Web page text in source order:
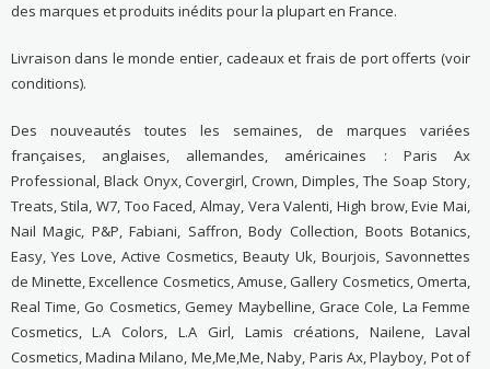
des marques et produits inédits pour la plupart en France.
Livraison dans le monde entier, cadeaux et frais de port offerts (voir
conditions).
Des nouveautés toutes les semaines, de marques variées
françaises, anglaises, allemandes, américaines : Paris Ax
Professional, Black Onyx, Covergirl, Crown, Dimples, The Soap Story,
Treats, Stila, W7, Too Faced, Almay, Vera Valenti, High brow, Evie Mai,
Nail Magic, P&P, Fabiani, Saffron, Body Collection, Boots Botanics,
Easy, Yes Love, Active Cosmetics, Beauty Uk, Bourjois, Savonnettes
de Minette, Excellence Cosmetics, Amuse, Gallery Cosmetics, Omerta,
Real Time, Go Cosmetics, Gemey Maybelline, Grace Cole, La Femme
Cosmetics, L.A Colors, L.A Girl, Lamis créations, Nailene, Laval
Cosmetics, Madina Milano, Me,Me,Me, Naby, Paris Ax, Playboy, Pot of